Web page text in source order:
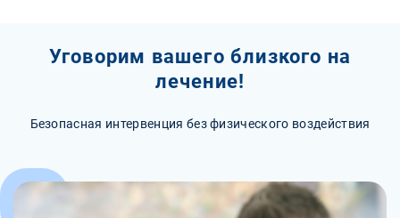
Уговорим вашего близкого на
лечение!
Безопасная интервенция без физического воздействия